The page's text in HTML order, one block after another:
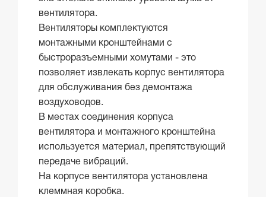
вентилятора.
Вентиляторы комплектуются
монтажными кронштейнами с
быстроразъемными хомутами - это
позволяет извлекать корпус вентилятора
для обслуживания без демонтажа
воздуховодов.
В местах соединения корпуса
вентилятора и монтажного кронштейна
используется материал, препятствующий
передаче вибраций.
На корпусе вентилятора установлена
клеммная коробка.